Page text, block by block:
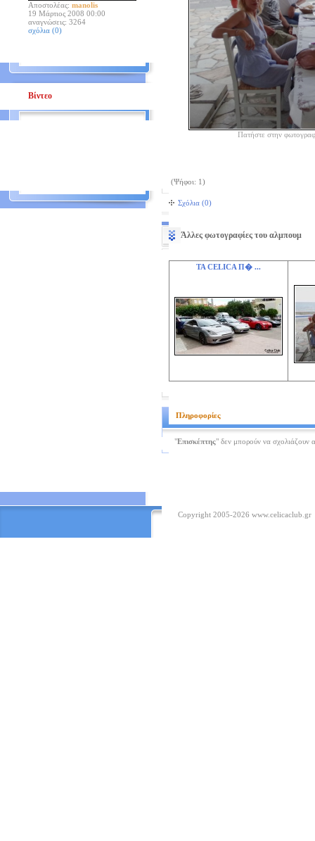
Αποστολέας: manolis
19 Μάρτιος 2008 00:00
αναγνώσεις: 3264
σχόλια (0)
Βίντεο
Πατήστε στην
(Ψήφοι: 1)
Σχόλια (0)
Άλλες φωτογραφίες του αλμπουμ
ΤΑ CELICA Π� ...
Πληροφορίες
"Επισκέπτης" δεν μπορούν να σχολιάζουν
Copyright 2005-2026 www.celicaclub.gr